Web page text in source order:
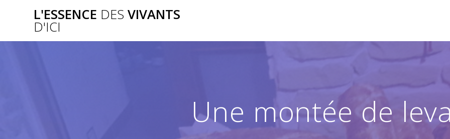
L'ESSENCE DES VIVANTS
D'ICI
Une montée de